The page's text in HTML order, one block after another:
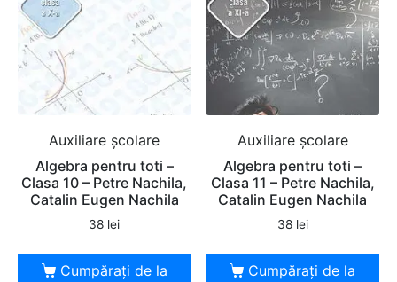
Auxiliare şcolare
Algebra pentru toti –
Clasa 10 – Petre Nachila,
Catalin Eugen Nachila
38 lei
Cumpărați de la
Auxiliare şcolare
Algebra pentru toti –
Clasa 11 – Petre Nachila,
Catalin Eugen Nachila
38 lei
Cumpărați de la